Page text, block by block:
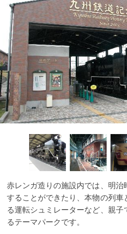
赤レンガ造りの施設内では、明
することができたり、本物の列車
る運転シュミレーターなど、親
るテーマパークです。